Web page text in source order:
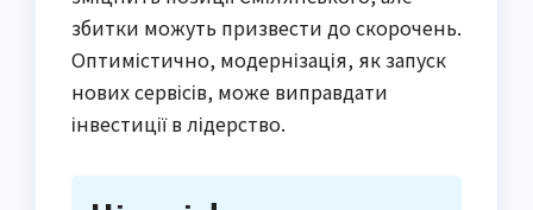
збитки можуть призвести до скорочень.
Оптимістично, модернізація, як запуск
нових сервісів, може виправдати
інвестиції в лідерство.